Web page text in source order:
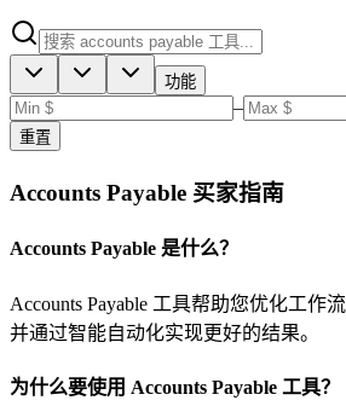
功能
–
重置
Accounts Payable 买家指南
Accounts Payable 是什么？
Accounts Payable 工具帮助您优化工作
并通过智能自动化实现更好的结果。
为什么要使用 Accounts Payable 工具？